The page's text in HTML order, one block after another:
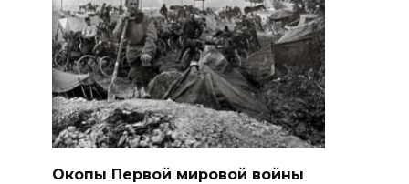
Окопы Первой мировой войны